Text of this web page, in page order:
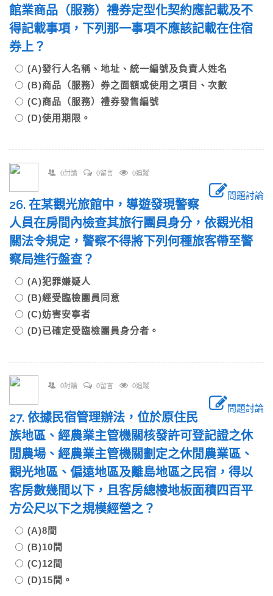
館業商品（服務）禮券定型化契約應記載及不
得記載事項，下列那一事項不應該記載在住宿
券上？
(A)發行人名稱、地址、統一編號及負責人姓名
(B)商品（服務）券之面額或使用之項目、次數
(C)商品（服務）禮券發售編號
(D)使用期限。
0討論 0留言 0追蹤
問題討論
26. 在某觀光旅館中，導遊發現警察
人員在房間內檢查其旅行團員身分，依觀光相
關法令規定，警察不得將下列何種旅客帶至警
察局進行盤查？
(A)犯罪嫌疑人
(B)經受臨檢團員同意
(C)妨害安寧者
(D)已確定受臨檢團員身分者。
0討論 0留言 0追蹤
問題討論
27. 依據民宿管理辦法，位於原住民
族地區、經農業主管機關核發許可登記證之休
閒農場、經農業主管機關劃定之休閒農業區、
觀光地區、偏遠地區及離島地區之民宿，得以
客房數幾間以下，且客房總樓地板面積四百平
方公尺以下之規模經營之？
(A)8間
(B)10間
(C)12間
(D)15間。